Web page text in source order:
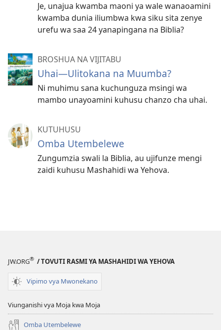
Je, unajua kwamba maoni ya wale wanaoamini
kwamba dunia iliumbwa kwa siku sita zenye
urefu wa saa 24 yanapingana na Biblia?
BROSHUA NA VIJITABU
Uhai—Ulitokana na Muumba?
Ni muhimu sana kuchunguza msingi wa
mambo unayoamini kuhusu chanzo cha uhai.
KUTUHUSU
Omba Utembelewe
Zungumzia swali la Biblia, au ujifunze mengi
zaidi kuhusu Mashahidi wa Yehova.
JW.ORG® / TOVUTI RASMI YA MASHAHIDI WA YEHOVA
Vipimo vya Mwonekano
Viunganishi vya Moja kwa Moja
Omba Utembelewe